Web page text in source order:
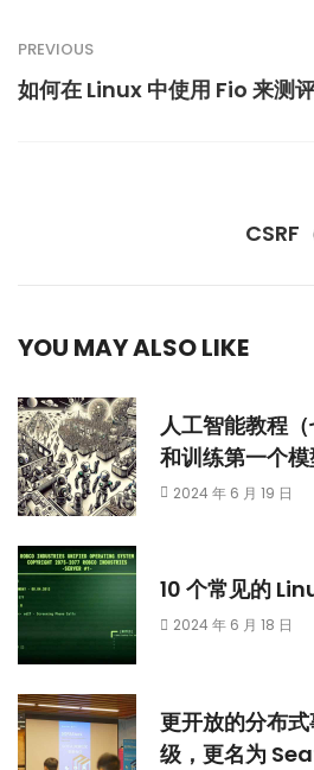
PREVIOUS
如何在 Linux 中使用 Fio 来测
CSRF
YOU MAY ALSO LIKE
人工智能教程
和训练第一个模
2024 年 6 月 19 日
10 个常见的
2024 年 6 月 18 日
更开放的分布
级，更名为